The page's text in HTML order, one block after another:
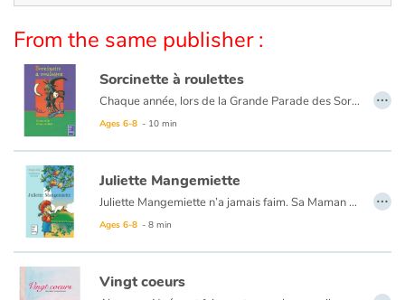
Daily life and hobbies
At school
Festivals and events
Love and friendship
Social issues
Emotions and feelings
From the same publisher :
Sorcinette à roulettes
Chaque année, lors de la Grande Parade des Sorciers, les Dubalai remportent le Chaudron d'Or ! Mais la cadette, Sorcinette, ne semble pas très douée et loupe tous ses sorts. Pourtant, cette année, Sorcinette doit participer au concours. Sa famille est très inquiète...
Ages 6-8 - 10 min
…
Juliette Mangemiette
Juliette Mangemiette n’a jamais faim. Sa Maman est très inquiète. Elle essaie toutes ses recettes !
Ages 6-8 - 8 min
…
Vingt coeurs